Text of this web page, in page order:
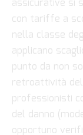
assicurative si
con tariffe a
nella classe
applicano
punto da non
retroattività
professionisti
del danno
opportuno